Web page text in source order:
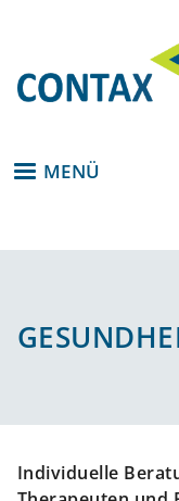
MENÜ
Individuelle